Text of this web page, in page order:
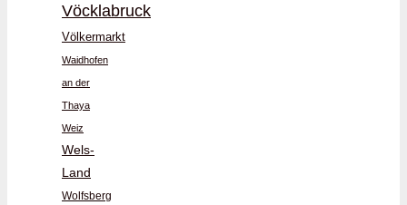
Vöcklabruck
Völkermarkt
Waidhofen
an der
Thaya
Weiz
Wels-
Land
Wolfsberg